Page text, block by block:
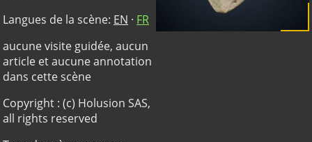
Langues de la scène: EN · FR
aucune visite guidée, aucun
article et aucune annotation
dans cette scène
Copyright : (c) Holusion SAS,
all rights reserved